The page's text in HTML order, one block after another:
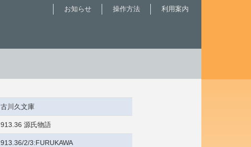
利用案内
操作方法
お知らせ
古川久文庫
913.36 源氏物語
913.36/2/3:FURUKAWA